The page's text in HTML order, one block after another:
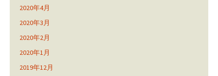
2020年4月
2020年3月
2020年2月
2020年1月
2019年12月